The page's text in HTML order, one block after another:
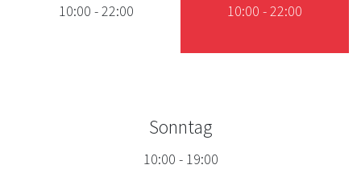
10:00 -22:00 10:00 -22:00
Sonntag
10:00 - 19:00